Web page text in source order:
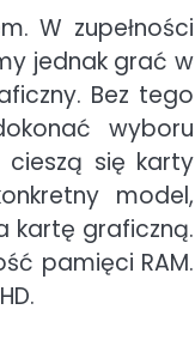
W zupełności
jednak grać w
Bez tego
wyboru
cieszą się karty
model,
kartę graficzną.
pamięci RAM.